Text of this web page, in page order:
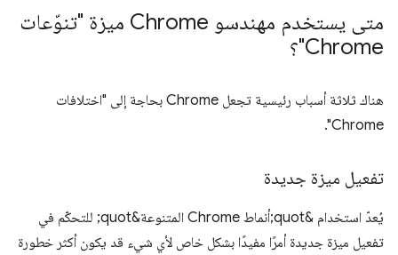
متى يستخدم مهندسو Chrome ميزة "تنوّعات
Chrome"؟
هناك ثلاثة أسباب رئيسية تجعل Chrome بحاجة إلى "اختلافات
Chrome".
تفعيل ميزة جديدة
يُعدّ استخدام &quot;أنماط Chrome المتنوعة&quot; للتحكّم في
تفعيل ميزة جديدة أمرًا مفيدًا بشكل خاص لأي شيء قد يكون أكثر خطورة